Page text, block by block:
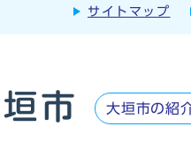
サイトマップ
大垣市の紹